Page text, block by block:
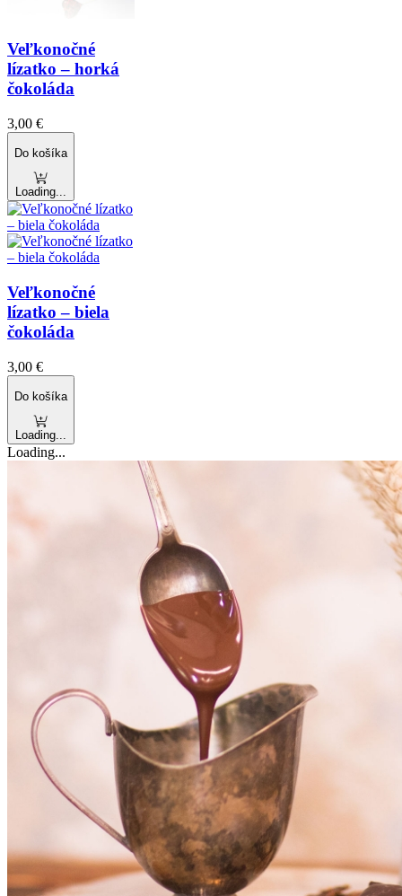
Veľkonočné
lízatko – horká
čokoláda
3,00 €
Do košíka
Loading...
Veľkonočné
lízatko – biela
čokoláda
3,00 €
Do košíka
Loading...
Loading...